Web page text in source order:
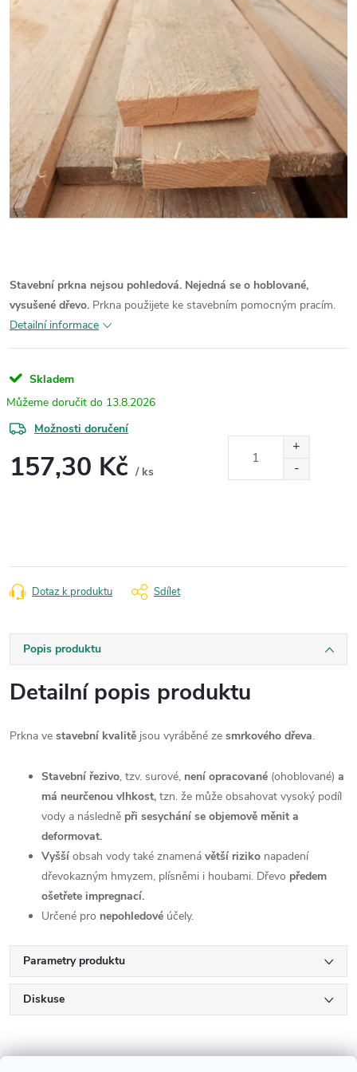
Stavební prkna nejsou pohledová. Nejedná se o hoblované,
vysušené dřevo. Prkna použijete ke stavebním pomocným pracím.
Detailní informace
Skladem
13.8.2026
Možnosti doručení
157,30 Kč / ks
Dotaz k produktu Sdílet
Popis produktu
Detailní popis produktu
Prkna ve stavební kvalitě jsou vyráběné ze smrkového dřeva.
Stavební řezivo, tzv. surové, není opracované (ohoblované) a
má neurčenou vlhkost, tzn. že může obsahovat vysoký podíl
vody a následně při sesychání se objemově měnit a
deformovat.
Vyšší obsah vody také znamená větší riziko napadení
dřevokazným hmyzem, plísněmi i houbami. Dřevo předem
ošetřete impregnací.
Určené pro nepohledové účely.
Parametry produktu
Diskuse